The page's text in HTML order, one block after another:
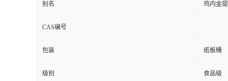
别名 鸡内金
CAS编号
包装 纸板桶
级别 食品级